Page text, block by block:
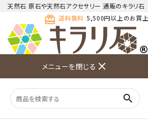
天然石 原石や天然石アクセサリー 通販のキラリ石
card_giftcard 送料無料 5,500円以上のお買
わせ ド
メニューを閉じる close
search
天然石 原石 その他 天然石